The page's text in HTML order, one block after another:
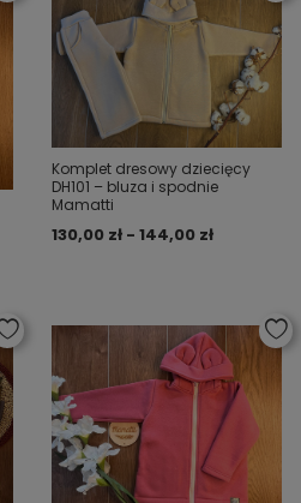
Komplet dresowy dziecięcy
DH101 – bluza i spodnie
Mamatti
130,00 zł - 144,00 zł